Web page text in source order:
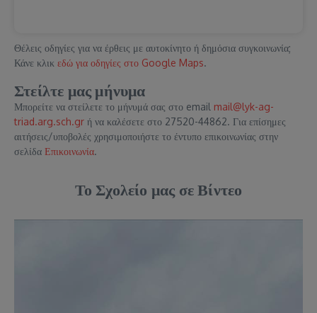
Θέλεις οδηγίες για να έρθεις με αυτοκίνητο ή δημόσια συγκοινωνία;
Κάνε κλικ εδώ για οδηγίες στο Google Maps.
Στείλτε μας μήνυμα
Μπορείτε να στείλετε το μήνυμά σας στο email mail@lyk-ag-
triad.arg.sch.gr ή να καλέσετε στο 27520-44862. Για επίσημες
αιτήσεις/υποβολές χρησιμοποιήστε το έντυπο επικοινωνίας στην
σελίδα Επικοινωνία.
Το Σχολείο μας σε Βίντεο